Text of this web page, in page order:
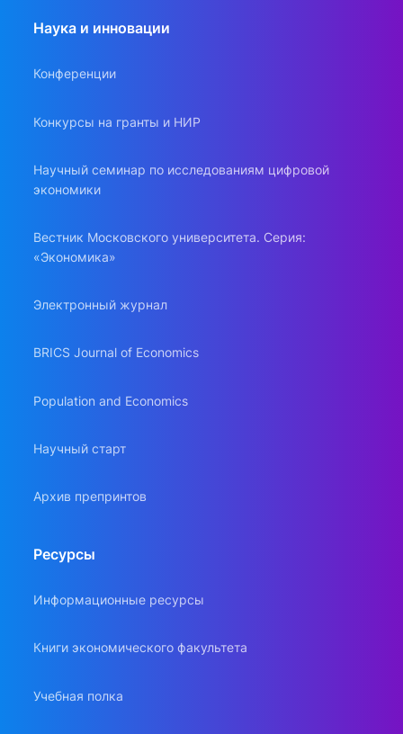
Наука и инновации
Конференции
Конкурсы на гранты и НИР
Научный семинар по исследованиям цифровой
экономики
Вестник Московского университета. Серия:
«Экономика»
Электронный журнал
BRICS Journal of Economics
Population and Economics
Научный старт
Архив препринтов
Ресурсы
Информационные ресурсы
Книги экономического факультета
Учебная полка